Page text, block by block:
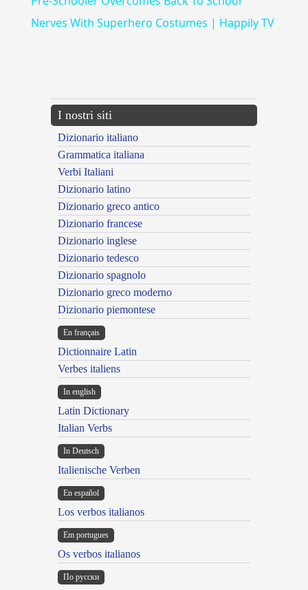
Nerves With Superhero Costumes | Happily TV
I nostri siti
Dizionario italiano
Grammatica italiana
Verbi Italiani
Dizionario latino
Dizionario greco antico
Dizionario francese
Dizionario inglese
Dizionario tedesco
Dizionario spagnolo
Dizionario greco moderno
Dizionario piemontese
En français
Dictionnaire Latin
Verbes italiens
In english
Latin Dictionary
Italian Verbs
In Deutsch
Italienische Verben
En español
Los verbos italianos
Em portugues
Os verbos italianos
По русски